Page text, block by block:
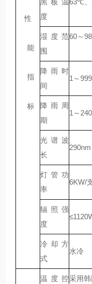
性
能
指
标
黑板温
度
63℃
湿度范
围
60～
降雨时
间
1～
降雨周
期
1～
光谱波
长
灯管功
率
6KW/
辐照强
度
冷却方
式
水冷
温度控采用